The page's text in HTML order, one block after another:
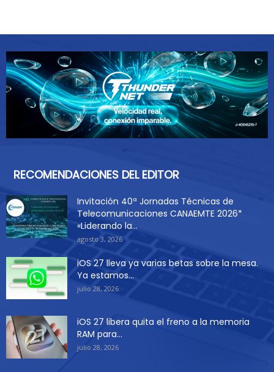
RECOMENDACIONES DEL EDITOR
Invitación 40ª Jornadas Técnicas de
Telecomunicaciones CANAEMTE 2026*
«Liderando la...
agosto 3, 2026
iOS 27 lleva ya varias betas sobre la mesa.
Ya estamos...
julio 28, 2026
iOS 27 libera quita el freno a la memoria
RAM para...
julio 28, 2026